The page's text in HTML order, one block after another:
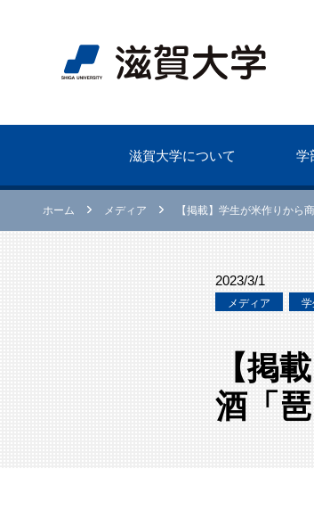
滋賀⼤学について 学
ホーム メディア 【掲載】学生が米作りか
2023/3/1
メディア
【掲
酒「